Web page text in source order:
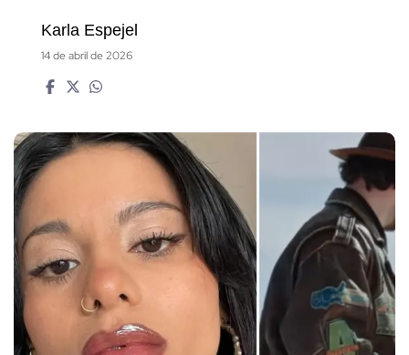
Karla Espejel
14 de abril de 2026